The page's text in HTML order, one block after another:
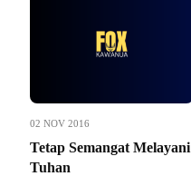
02 NOV 2016
Tetap Semangat Melayani
Tuhan